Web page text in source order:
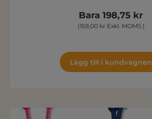
Bara 198,75 kr
(159,00 kr Exkl. MOMS )
Lägg till i kundvagnen